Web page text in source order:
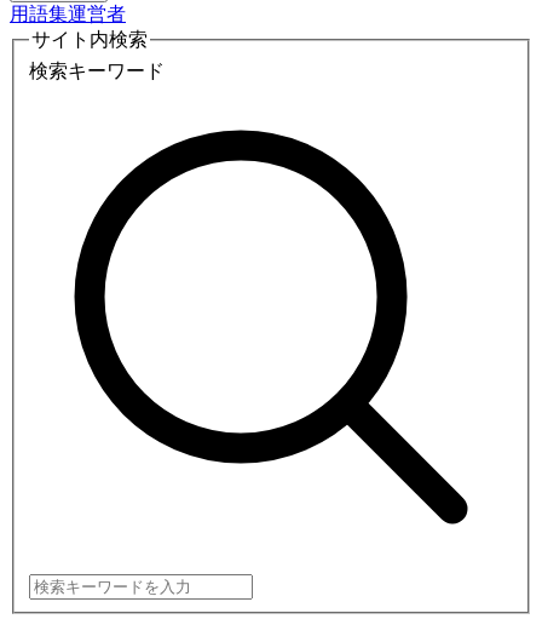
用語集運営者
サイト内検索
検索キーワード